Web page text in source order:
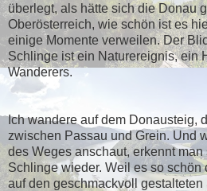
überlegt, als hätte sich die Donau
Oberösterreich, wie schön ist es
einige Momente verweilen. Der
Schlinge ist ein Naturereignis, ein
Wanderers.
Ich wandere auf dem Donausteig,
zwischen Passau und Grein. Und
des Weges anschaut, erkennt
Schlinge wieder. Weil es so schön
auf den geschmackvoll